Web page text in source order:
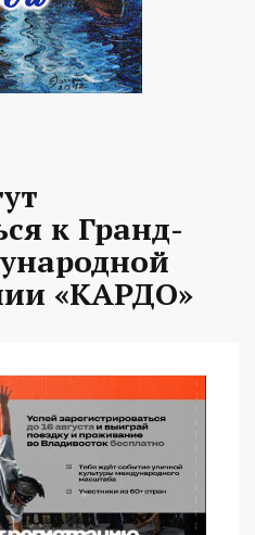
к Гранд-
«КАРДО»